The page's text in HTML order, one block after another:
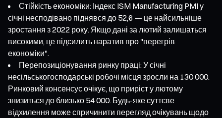
Стійкість економіки: Індекс ISM Manufacturing PMI у
січні несподівано піднявся до 52,6 — це найсильніше
зростання з 2022 року. Якщо дані за лютий залишаться
високими, це підсилить наратив про "перегрів
економіки".
Перепозиціонування ринку праці: У січні
несільськогосподарські робочі місця зросли на 130 000.
Ринковий консенсус очікує, що приріст у лютому
знизиться до близько 54 000. Будь-яке суттєве
відхилення може спричинити перегляд очікувань щодо